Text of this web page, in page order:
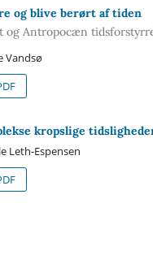
og blive berørt af tiden
og Antropocæn
Vandsø
kropslige
Leth-Espensen